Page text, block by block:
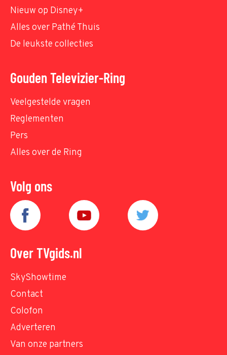
Nieuw op Disney+
Alles over Pathé Thuis
De leukste collecties
Gouden Televizier-Ring
Veelgestelde vragen
Reglementen
Pers
Alles over de Ring
Volg ons
Over TVgids.nl
SkyShowtime
Contact
Colofon
Adverteren
Van onze partners